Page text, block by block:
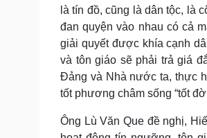
là tín đồ, cũng là dân tộc, là
đan quyện vào nhau có cả
giải quyết được khía cạnh
và tôn giáo sẽ phải trả giá
Đảng và Nhà nước ta, thực
tốt phương châm sống “tốt
Ông Lù Văn Que đề nghị,